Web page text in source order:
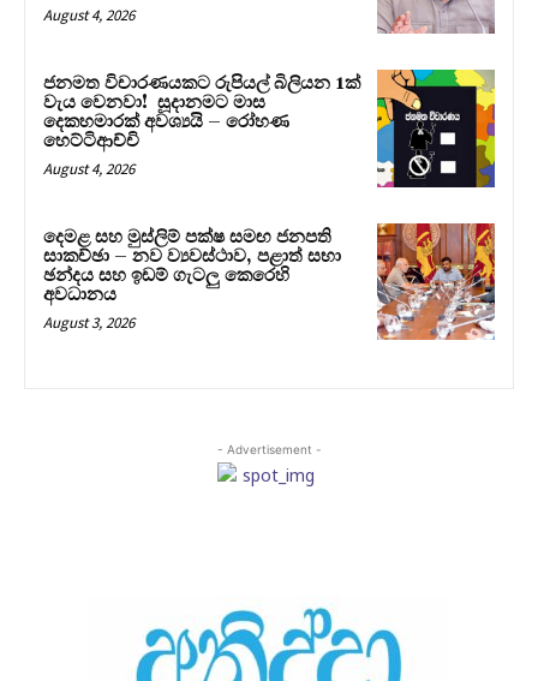
August 4, 2026
ජනමත විචාරණයකට රුපියල් බිලියන 1ක්
වැය වෙනවා! සූදානමට මාස
දෙකහමාරක් අවශ්‍යයි – රෝහණ
හෙට්ටිආච්චි
August 4, 2026
දෙමළ සහ මුස්ලිම් පක්ෂ සමඟ ජනපති
සාකච්ඡා – නව ව්‍යවස්ථාව, පළාත් සභා
ඡන්දය සහ ඉඩම් ගැටලු කෙරෙහි
අවධානය
August 3, 2026
- Advertisement -